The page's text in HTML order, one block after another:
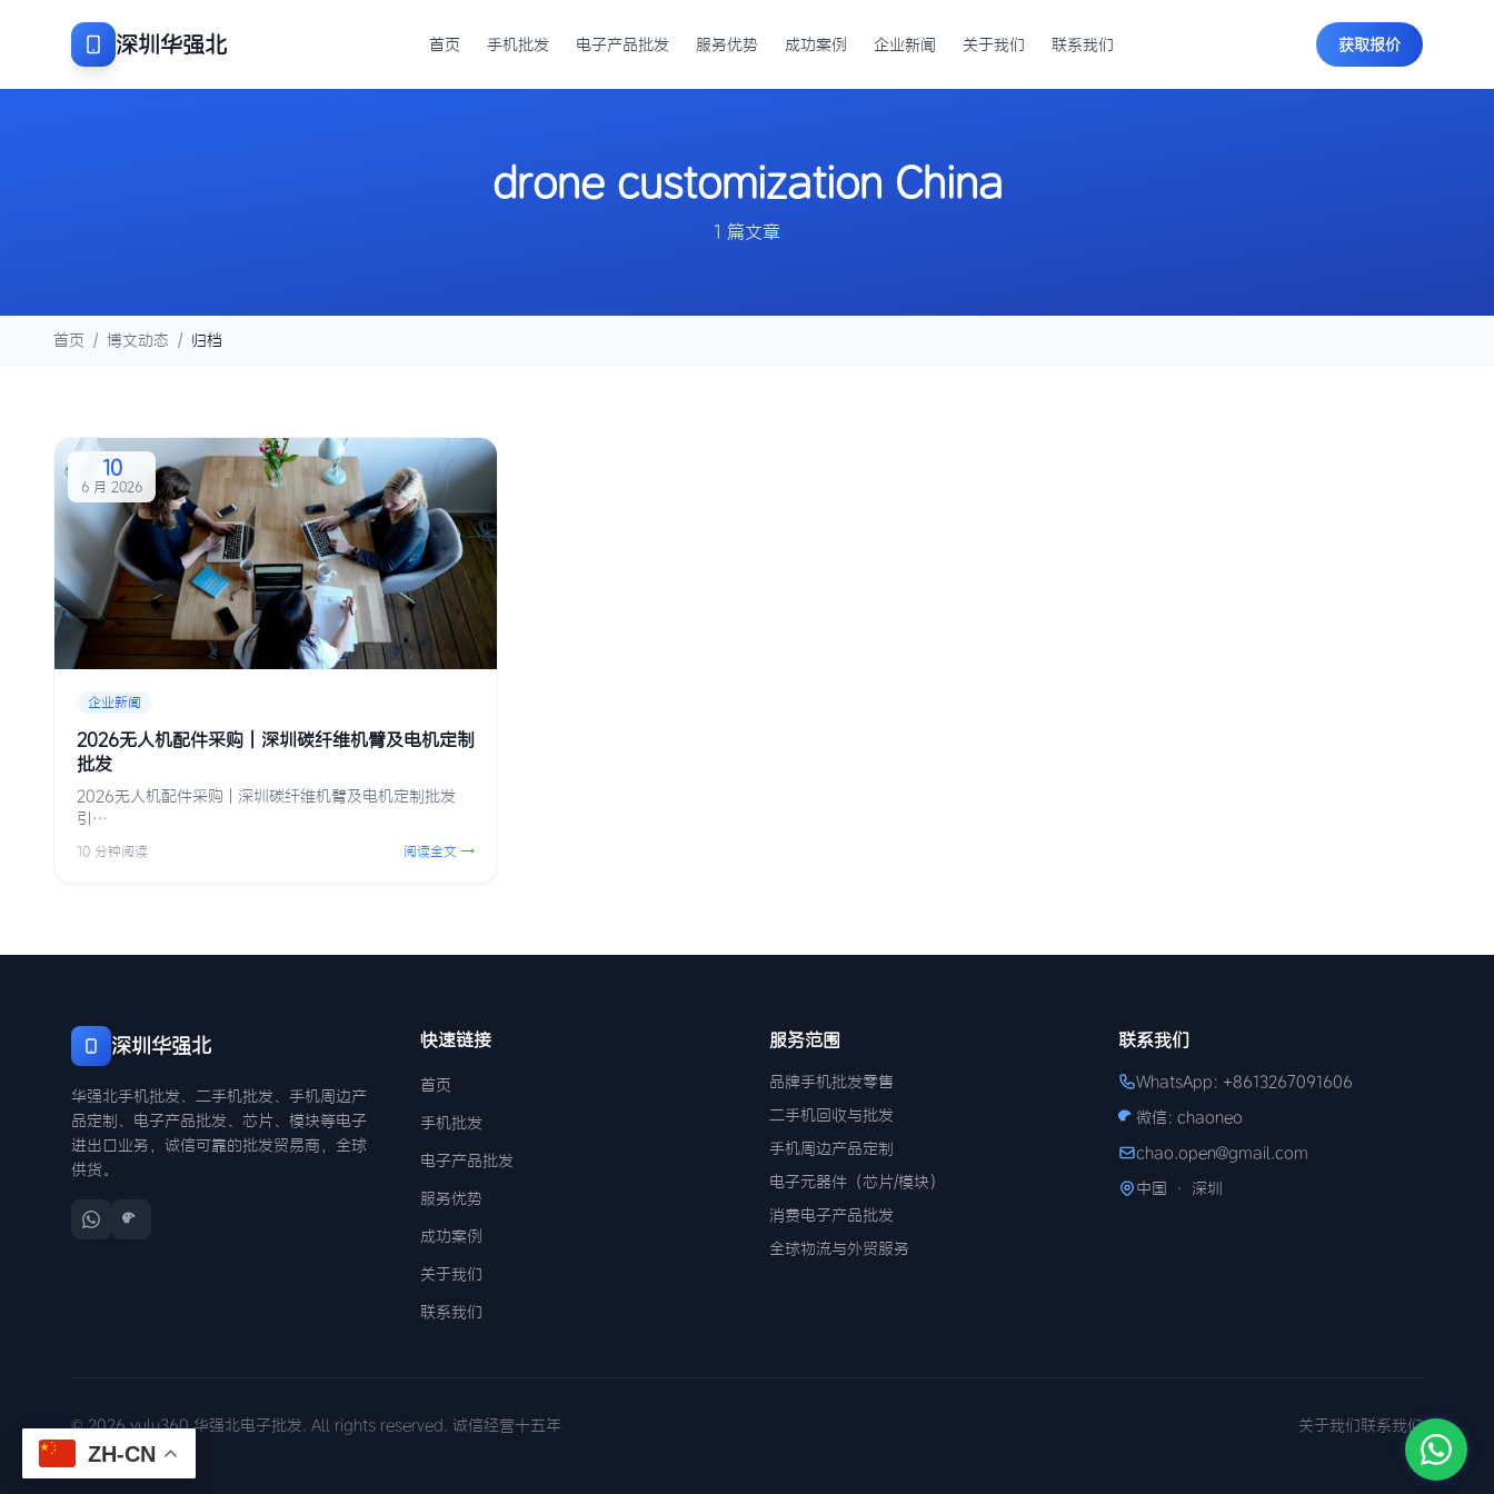
深圳华强北 首页 手机批发 电子产品批发 服务优势 成功案例 企业新闻 关于我们 联系我们 获取报价
drone customization China
1 篇文章
首页 / 博文动态 / 归档
10
6 月 2026
企业新闻
2026无人机配件采购 | 深圳碳纤维机臂及电机定制
批发
2026无人机配件采购 | 深圳碳纤维机臂及电机定制批发
引…
10 分钟阅读 阅读全文 →
深圳华强北
华强北手机批发、二手机批发、手机周边产
品定制、电子产品批发、芯片、模块等电子
进出口业务，诚信可靠的批发贸易商，全球
供货。
快速链接
首页
手机批发
电子产品批发
服务优势
成功案例
关于我们
联系我们
服务范围
品牌手机批发零售
二手机回收与批发
手机周边产品定制
电子元器件（芯片/模块）
消费电子产品批发
全球物流与外贸服务
联系我们
WhatsApp: +8613267091606
微信: chaoneo
chao.open@gmail.com
中国 · 深圳
© 2026 yulu360 华强北电子批发. All rights reserved. 诚信经营十五年 关于我们联系我们
ZH-CN